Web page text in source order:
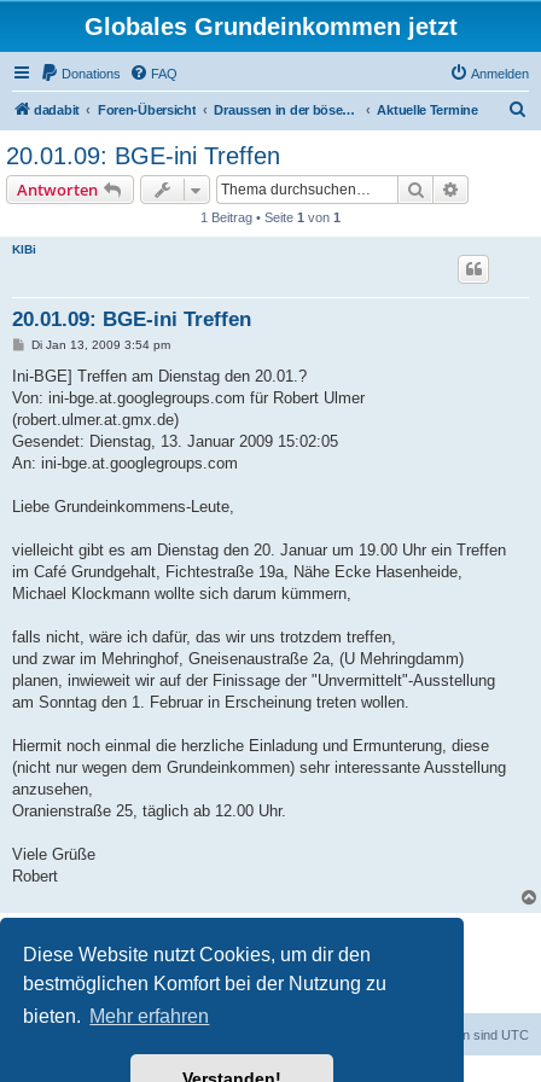
Diese Website nutzt Cookies, um dir den
bestmöglichen Komfort bei der Nutzung zu
bieten. Mehr erfahren
Globales Grundeinkommen jetzt
Donations FAQ Anmelden
dadabit Foren-Übersicht Draussen in der bösen Welt Aktuelle Termine
20.01.09: BGE-ini Treffen
Antworten Suche
1 Beitrag • Seite 1 von 1
KlBi
20.01.09: BGE-ini Treffen
B
i
r
a
Di Jan 13, 2009 3:54 pm
Von: ini-bge.at.googlegroups.com für Robert Ulmer
(robert.ulmer.at.gmx.de)
Gesendet: Dienstag, 13. Januar 2009 15:02:05
An: ini-bge.at.googlegroups.com
Liebe Grundeinkommens-Leute,
vielleicht gibt es am Dienstag den 20. Januar um 19.00 Uhr ein Treffen
im Café Grundgehalt, Fichtestraße 19a, Nähe Ecke Hasenheide,
Michael Klockmann wollte sich darum kümmern,
falls nicht, wäre ich dafür, das wir uns trotzdem treffen,
und zwar im Mehringhof, Gneisenaustraße 2a, (U Mehringdamm)
planen, inwieweit wir auf der Finissage der "Unvermittelt"-Ausstellung
am Sonntag den 1. Februar in Erscheinung treten wollen.
Hiermit noch einmal die herzliche Einladung und Ermunterung, diese
(nicht nur wegen dem Grundeinkommen) sehr interessante Ausstellung
anzusehen,
Oranienstraße 25, täglich ab 12.00 Uhr.
Viele Grüße
Robert
1 Beitrag • Seite 1von 1
Alle Zeiten sind UTC
Powered byphpBB® Forum Software © phpBB Limited